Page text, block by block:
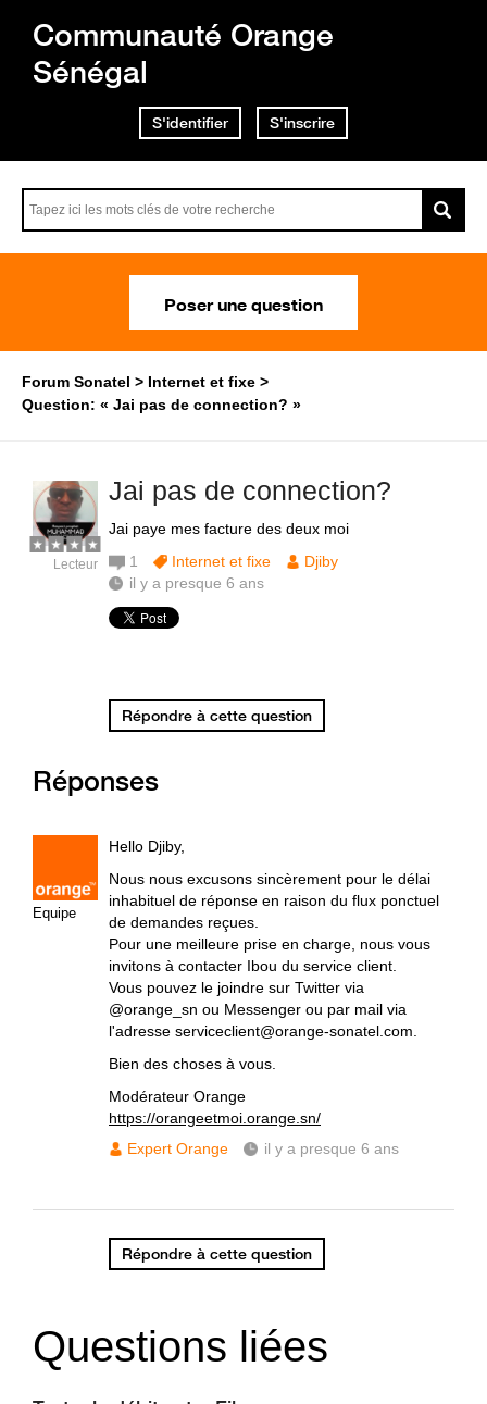
Communauté Orange
Sénégal
S'identifier S'inscrire
Poser une question
Forum Sonatel
Internet et fixe
Question: « Jai pas de connection? »
Jai pas de connection?
Jai paye mes facture des deux moi
Lecteur 1 Internet et fixe
Djiby
il y a presque 6 ans
Répondre à cette question
Réponses
Equipe
Hello Djiby,
Nous nous excusons sincèrement pour le délai
inhabituel de réponse en raison du flux ponctuel
de demandes reçues.
Pour une meilleure prise en charge, nous vous
invitons à contacter Ibou du service client.
Vous pouvez le joindre sur Twitter via
@orange_sn ou Messenger ou par mail via
l'adresse serviceclient@orange-sonatel.com.
Bien des choses à vous.
Modérateur Orange
https://orangeetmoi.orange.sn/
Expert Orange
il y a presque 6 ans
Répondre à cette question
Questions liées